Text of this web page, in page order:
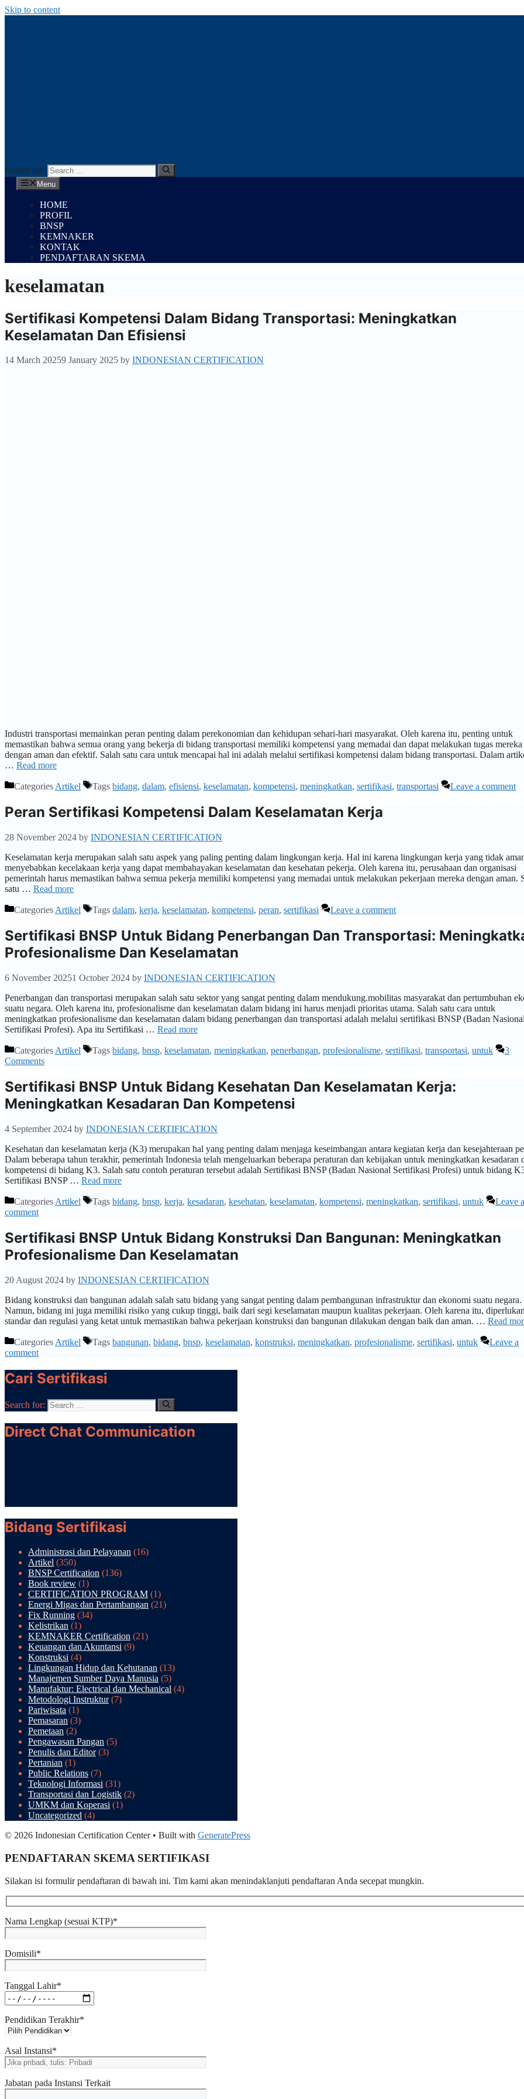
Skip to content
Search for:
Menu
HOME
PROFIL
BNSP
KEMNAKER
KONTAK
PENDAFTARAN SKEMA
keselamatan
Sertifikasi Kompetensi Dalam Bidang Transportasi: Meningkatkan
Keselamatan Dan Efisiensi
14 March 20259 January 2025 by INDONESIAN CERTIFICATION
Industri transportasi memainkan peran penting dalam perekonomian dan kehidupan sehari-hari masyarakat. Oleh karena itu, penting untuk
memastikan bahwa semua orang yang bekerja di bidang transportasi memiliki kompetensi yang memadai dan dapat melakukan tugas mereka
dengan aman dan efektif. Salah satu cara untuk mencapai hal ini adalah melalui sertifikasi kompetensi dalam bidang transportasi. Dalam
… Read more
CategoriesArtikel Tags bidang, dalam, efisiensi, keselamatan, kompetensi, meningkatkan, sertifikasi, transportasi Leave a comment
Peran Sertifikasi Kompetensi Dalam Keselamatan Kerja
28 November 2024 by INDONESIAN CERTIFICATION
Keselamatan kerja merupakan salah satu aspek yang paling penting dalam lingkungan kerja. Hal ini karena lingkungan kerja yang tidak
menyebabkan kecelakaan kerja yang dapat membahayakan keselamatan dan kesehatan pekerja. Oleh karena itu, perusahaan dan organisasi
pemerintah harus memastikan bahwa semua pekerja memiliki kompetensi yang memadai untuk melakukan pekerjaan mereka dengan aman.
satu … Read more
Categories Artikel Tags dalam, kerja, keselamatan, kompetensi, peran, sertifikasi Leave a comment
Sertifikasi BNSP Untuk Bidang Penerbangan Dan Transportasi:
Profesionalisme Dan Keselamatan
6 November 20251 October 2024 by INDONESIAN CERTIFICATION
Penerbangan dan transportasi merupakan salah satu sektor yang sangat penting dalam mendukung.mobilitas masyarakat dan pertumbuhan
suatu negara. Oleh karena itu, profesionalisme dan keselamatan dalam bidang ini harus menjadi prioritas utama. Salah satu cara untuk
meningkatkan profesionalisme dan keselamatan dalam bidang penerbangan dan transportasi adalah melalui sertifikasi BNSP (Badan
Sertifikasi Profesi). Apa itu Sertifikasi … Read more
Categories Artikel Tags bidang, bnsp, keselamatan, meningkatkan, penerbangan, profesionalisme, sertifikasi, transportasi, untuk
3
Comments
Sertifikasi BNSP Untuk Bidang Kesehatan Dan Keselamatan Kerja:
Meningkatkan Kesadaran Dan Kompetensi
4 September 2024 by INDONESIAN CERTIFICATION
Kesehatan dan keselamatan kerja (K3) merupakan hal yang penting dalam menjaga keseimbangan antara kegiatan kerja dan kesejahteraan
Dalam beberapa tahun terakhir, pemerintah Indonesia telah mengeluarkan beberapa peraturan dan kebijakan untuk meningkatkan kesadaran
kompetensi di bidang K3. Salah satu contoh peraturan tersebut adalah Sertifikasi BNSP (Badan Nasional Sertifikasi Profesi) untuk bidang
Sertifikasi BNSP … Read more
Categories Artikel Tags bidang, bnsp, kerja, kesadaran, kesehatan, keselamatan, kompetensi, meningkatkan, sertifikasi, untuk
Leave a
comment
Sertifikasi BNSP Untuk Bidang Konstruksi Dan Bangunan: Meningkatkan
Profesionalisme Dan Keselamatan
20 August 2024 by INDONESIAN CERTIFICATION
Bidang konstruksi dan bangunan adalah salah satu bidang yang sangat penting dalam pembangunan infrastruktur dan ekonomi suatu negara.
Namun, bidang ini juga memiliki risiko yang cukup tinggi, baik dari segi keselamatan maupun kualitas pekerjaan. Oleh karena itu,
standar dan regulasi yang ketat untuk memastikan bahwa pekerjaan konstruksi dan bangunan dilakukan dengan baik dan aman. … Read
Categories Artikel Tags bangunan, bidang, bnsp, keselamatan, konstruksi, meningkatkan, profesionalisme, sertifikasi, untuk
Leave a
comment
Cari Sertifikasi
Search for:
Direct Chat Communication
Bidang Sertifikasi
Administrasi dan Pelayanan (16)
Artikel (350)
BNSP Certification (136)
Book review (1)
CERTIFICATION PROGRAM (1)
Energi Migas dan Pertambangan (21)
Fix Running (34)
Kelistrikan (1)
KEMNAKER Certification (21)
Keuangan dan Akuntansi (9)
Konstruksi (4)
Lingkungan Hidup dan Kehutanan (13)
Manajemen Sumber Daya Manusia (5)
Manufaktur: Electrical dan Mechanical (4)
Metodologi Instruktur(7)
Pariwisata (1)
Pemasaran (3)
Pemetaan (2)
Pengawasan Pangan (5)
Penulis dan Editor(3)
Pertanian (1)
Public Relations (7)
Teknologi Informasi (31)
Transportasi dan Logistik (2)
UMKM dan Koperasi (1)
Uncategorized (4)
© 2026 Indonesian Certification Center• Built with GeneratePress
PENDAFTARAN SKEMA SERTIFIKASI​
Silakan isi formulir pendaftaran di bawah ini. Tim kami akan menindaklanjuti pendaftaran Anda secepat mungkin.
Nama Lengkap (sesuai KTP)*
Domisili*
Tanggal Lahir*
Pendidikan Terakhir*
Asal Instansi*
Jabatan pada Instansi Terkait